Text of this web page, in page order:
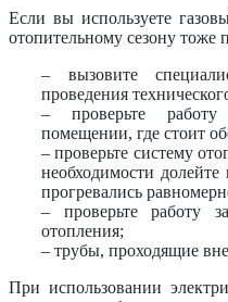
Если вы используете
отопительному сезону тоже
– вызовите
проведения
– проверьте
помещении, где стоит
– проверьте систему
необходимости
прогревались
– проверьте работу
отопления;
– трубы, проходящие
При использовании